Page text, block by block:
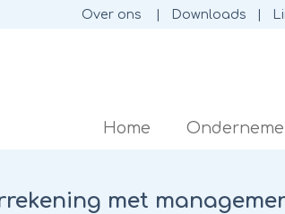
Over ons Downloads
Home
met